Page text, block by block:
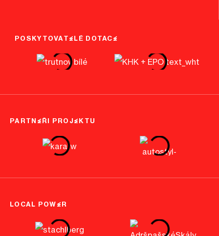
POSKYTOVATELÉ DOTACE
PARTNEŘI PROJEKTU
LOCAL POWER